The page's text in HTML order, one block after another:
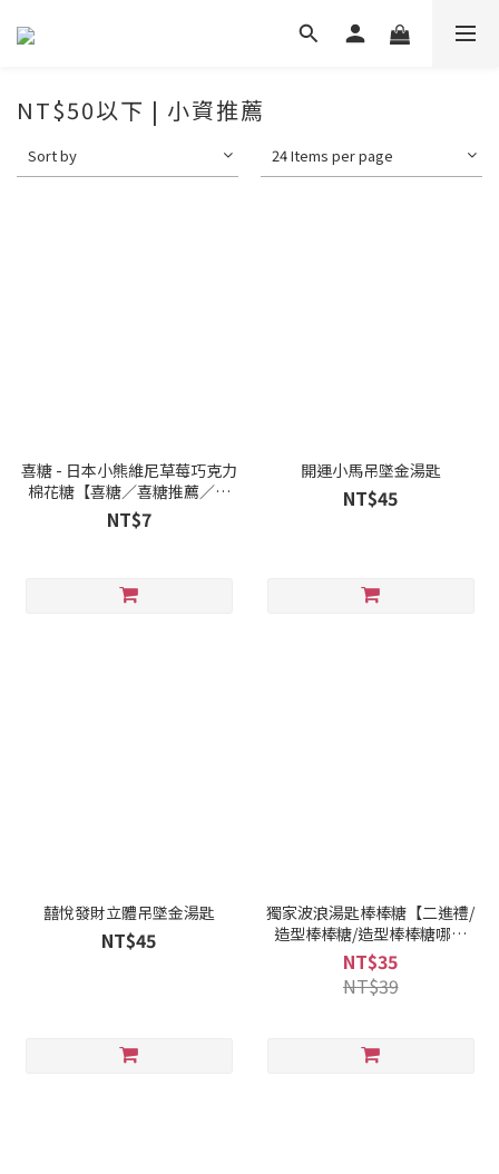
NT$50以下 | 小資推薦
Sort by 24 Items per page
喜糖 - 日本小熊維尼草莓巧克力
棉花糖【喜糖／喜糖推薦／糖
果批發】
NT$7
開運小馬吊墜金湯匙
NT$45
囍悅發財立體吊墜金湯匙
NT$45
獨家波浪湯匙棒棒糖【二進禮/
造型棒棒糖/造型棒棒糖哪裡
買】
NT$35
NT$39